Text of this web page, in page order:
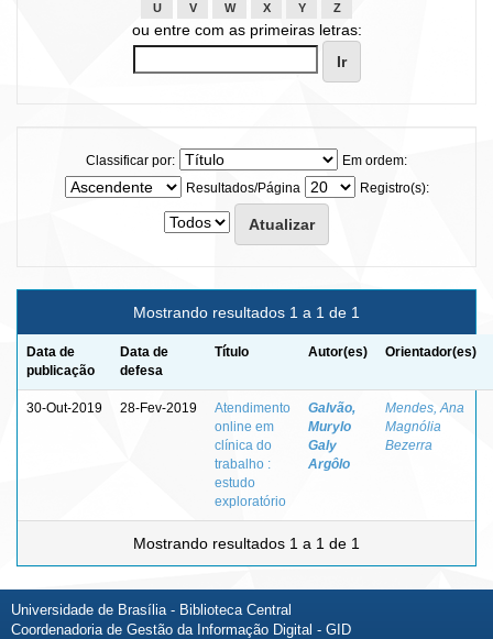
U
V W X Y Z
ou entre com as primeiras letras:
Classificar por:
Em ordem:
Resultados/Página
Registro(s):
Mostrando resultados 1 a 1 de 1
Data de
publicação
Data de
defesa
Título Autor(es) Orientador(es)
30-Out-2019 28-Fev-2019
Atendimento
online em
clínica do
trabalho :
estudo
exploratório
Galvão,
Murylo
Galy
Argôlo
Mendes, Ana
Magnólia
Bezerra
Mostrando resultados 1 a 1 de 1
Universidade de Brasília - Biblioteca Central
Coordenadoria de Gestão da Informação Digital - GID